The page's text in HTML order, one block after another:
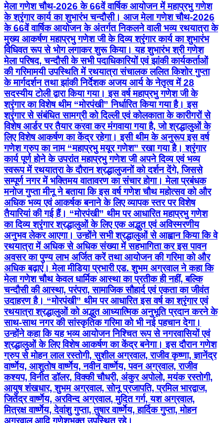
मेला गणेश चौथ-2026 के 66वें वार्षिक आयोजन में महाप्रभु गणेश
के श्रृंगार कार्य का शुभारंभ चन्दौसी। आज मेला गणेश चौथ-2026
के 66वें वार्षिक आयोजन के अंतर्गत निकलने वाली भव्य रथयात्रा के
मुख्य आकर्षण महाप्रभु गणेश जी के दिव्य श्रृंगार कार्य का शुभारंभ
विधिवत रूप से भोग लगाकर शुरू किया। यह शुभारंभ श्री गणेश
मेला परिषद, चन्दौसी के सभी पदाधिकारियों एवं झांकी कार्यकर्ताओं
की गरिमामयी उपस्थिति में रथयात्रा संचालक ललित किशोर गुप्ता
के मार्गदर्शन तथा झांकी निर्देशक अजय आर्य के नेतृत्व में 28
सदस्यीय टोली द्वारा किया गया। इस वर्ष महाप्रभु गणेश जी के
श्रृंगार का विशेष थीम “मोरपंखी” निर्धारित किया गया है। इस
श्रृंगार से संबंधित सामग्री को दिल्ली एवं कोलकाता के कारीगरों से
विशेष आर्डर पर तैयार करवा कर मंगवाया गया है, जो श्रद्धालुओं के
लिए विशेष आकर्षण का केंद्र रहेगा। इसी थीम के अनुरूप इस वर्ष
गणेश ग्रुप का नाम “महाप्रभु मयूर गणेश” रखा गया है। श्रृंगार
कार्य पूर्ण होने के उपरांत महाप्रभु गणेश जी अपने दिव्य एवं भव्य
स्वरूप में रथयात्रा के दौरान श्रद्धालुजनों को दर्शन देंगे, जिससे
सम्पूर्ण नगर में भक्तिमय वातावरण का संचार होगा। मेला प्रबंधक
मनोज गुप्ता मीनू ने बताया कि इस वर्ष गणेश चौथ महोत्सव को और
अधिक भव्य एवं आकर्षक बनाने के लिए व्यापक स्तर पर विशेष
तैयारियां की गई हैं। “मोरपंखी” थीम पर आधारित महाप्रभु गणेश
का दिव्य श्रृंगार श्रद्धालुओं के लिए एक अद्भुत एवं अविस्मरणीय
अनुभव लेकर आएगा। उन्होंने सभी श्रद्धालुओं से आह्वान किया कि वे
रथयात्रा में अधिक से अधिक संख्या में सहभागिता कर इस पावन
अवसर का पुण्य लाभ अर्जित करें तथा आयोजन की गरिमा को और
अधिक बढ़ाएं। मेला मीडिया प्रभारी एड. शुभम अग्रवाल ने कहा कि
मेला गणेश चौथ केवल धार्मिक आस्था का प्रतीक ही नहीं, बल्कि
चन्दौसी की आस्था, परंपरा, सामाजिक सौहार्द एवं एकता का जीवंत
उदाहरण है। “मोरपंखी” थीम पर आधारित इस वर्ष का श्रृंगार एवं
रथयात्रा श्रद्धालुओं को अद्भुत आध्यात्मिक अनुभूति प्रदान करने के
साथ-साथ नगर की सांस्कृतिक गरिमा को भी नई पहचान देगा।
उन्होंने कहा कि यह भव्य आयोजन निश्चित रूप से नगरवासियों एवं
श्रद्धालुओं के लिए विशेष आकर्षण का केंद्र बनेगा। इस दौरान गणेश
ग्रुप से मोहन लाल रस्तोगी, सुशील अग्रवाल, राजीव कृष्णा, ज्ञानेंद्र
वार्ष्णेय, आशुतोष वार्ष्णेय, नवीन वार्ष्णेय, पवन अग्रवाल, राजीव
कश्यप, विनीत डॉलर, विक्की चौधरी, अंकुर अपोलो, मयंक रस्तोगी,
आयुष शंखधार, शुभम अग्रवाल, सोनू प्रजापति, प्रमिल भारद्वाज,
जितेंद्र वार्ष्णेय, अरविन्द अग्रवाल, मुदित गर्ग, यश अग्रवाल,
मित्रक्ष वार्ष्णेय, देवांशु गुप्ता, तुषार वार्ष्णेय, हार्दिक गुप्ता, मोहन
अग्रवाल आदि गणेशभक्त उपस्थित रहे।